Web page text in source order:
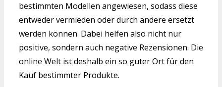
bestimmten Modellen angewiesen, sodass diese
entweder vermieden oder durch andere ersetzt
werden können. Dabei helfen also nicht nur
positive, sondern auch negative Rezensionen. Die
online Welt ist deshalb ein so guter Ort für den
Kauf bestimmter Produkte.